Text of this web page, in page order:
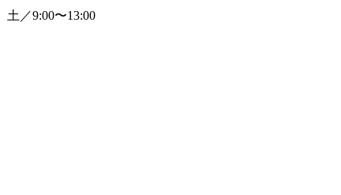
土／9:00〜13:00